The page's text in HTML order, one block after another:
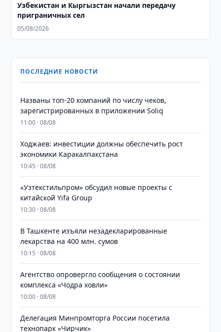
Узбекистан и Кыргызстан начали передачу
приграничных сел
05/08/2026
ПОСЛЕДНИЕ НОВОСТИ
Названы топ-20 компаний по числу чеков,
зарегистрированных в приложении Soliq
11:00 · 08/08
Ходжаев: инвестиции должны обеспечить рост
экономики Каракалпакстана
10:45 · 08/08
«Узтекстильпром» обсудил новые проекты с
китайской Yifa Group
10:30 · 08/08
​​​​​​​В Ташкенте изъяли незадекларированные
лекарства на 400 млн. сумов
10:15 · 08/08
Агентство опровергло сообщения о состоянии
комплекса «Чодра ховли»
10:00 · 08/08
Делегация Минпромторга России посетила
технопарк «Чирчик»